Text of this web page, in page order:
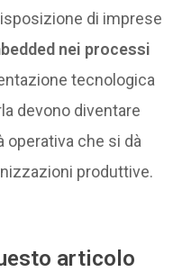
di imprese
nei processi
tecnologica
devono diventare
operativa che si dà
produttive.
articolo